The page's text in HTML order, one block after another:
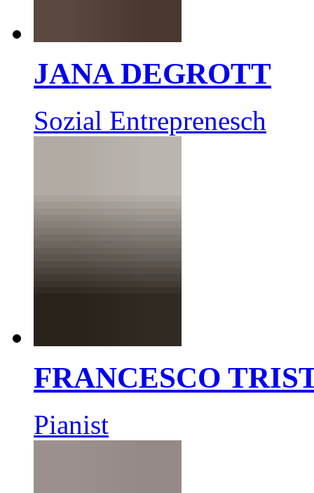
JANA DEGROTT
Sozial Entreprenesch
FRANCESCO
Pianist